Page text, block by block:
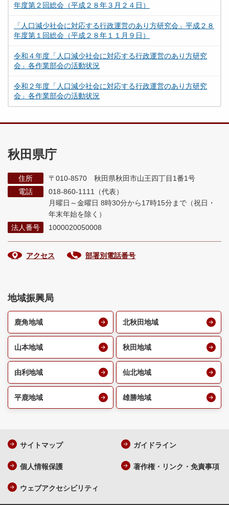
年度第２回総会（平成２８年３月２４日）
「人口減少社会に対応する行政運営のあり方研究会」平成２８
年度第１回総会（平成２８年１１月９日）
令和４年度「人口減少社会に対応する行政運営のあり方研究
会」各作業部会の活動状況
令和２年度「人口減少社会に対応する行政運営のあり方研究
会」各作業部会の活動状況
秋田県庁
住所
〒010-8570 秋田県秋田市山王四丁目1番1号
電話
018-860-1111（代表）
月曜日～金曜日 8時30分から17時15分まで （祝日・
年末年始を除く）
法人番号
1000020050008
アクセス 部署別電話番号
地域振興局
鹿角地域 北秋田地域
山本地域 秋田地域
由利地域 仙北地域
平鹿地域 雄勝地域
サイトマップ ガイドライン
個人情報保護 著作権・リンク・免責事項
ウェブアクセシビリティ